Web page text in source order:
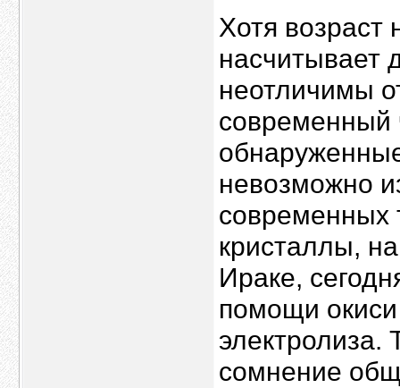
Хотя возраст
насчитывает
неотличимы
современный
невозможно
современных
кристаллы,
Ираке,
помощи окиси
электролиза.
сомнение